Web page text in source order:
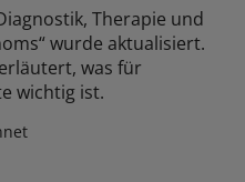
Therapie und
wurde aktualisiert.
was für
wichtig ist.